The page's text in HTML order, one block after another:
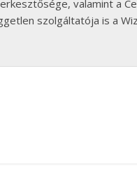
valamint a
szolgáltatója is a